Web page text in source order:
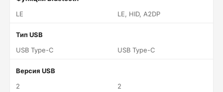
LE
LE, HID, A2DP
Тип USB
USB Type-C
USB Type-C
Версия USB
2
2